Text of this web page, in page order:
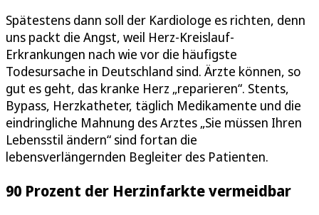
Spätestens dann soll der Kardiologe es richten, denn
uns packt die Angst, weil Herz-Kreislauf-
Erkrankungen nach wie vor die häufigste
Todesursache in Deutschland sind. Ärzte können, so
gut es geht, das kranke Herz „reparieren“. Stents,
Bypass, Herzkatheter, täglich Medikamente und die
eindringliche Mahnung des Arztes „Sie müssen Ihren
Lebensstil ändern“ sind fortan die
lebensverlängernden Begleiter des Patienten.
90 Prozent der Herzinfarkte vermeidbar